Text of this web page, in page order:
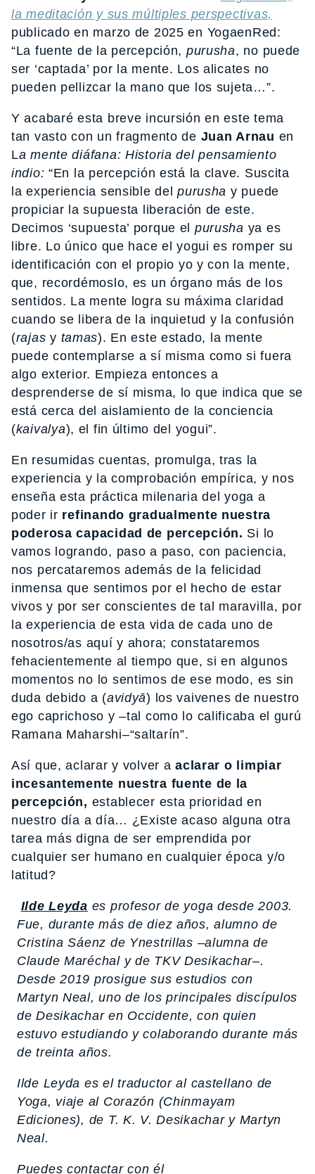
la meditación y sus múltiples perspectivas,
publicado en marzo de 2025 en YogaenRed:
“La fuente de la percepción, purusha, no puede
ser ‘captada’ por la mente. Los alicates no
pueden pellizcar la mano que los sujeta…”.
Y acabaré esta breve incursión en este tema
tan vasto con un fragmento de Juan Arnau en
La mente diáfana: Historia del pensamiento
indio: “En la percepción está la clave. Suscita
la experiencia sensible delpurusha y puede
propiciar la supuesta liberación de este.
Decimos ‘supuesta’ porque el purusha ya es
libre. Lo único que hace el yogui es romper su
identificación con el propio yo y con la mente,
que, recordémoslo, es un órgano más de los
sentidos. La mente logra su máxima claridad
cuando se libera de la inquietud y la confusión
(rajas y tamas). En este estado, la mente
puede contemplarse a sí misma como si fuera
algo exterior. Empieza entonces a
desprenderse de sí misma, lo que indica que se
está cerca del aislamiento de la conciencia
(kaivalya), el fin último del yogui”.
En resumidas cuentas, promulga, tras la
experiencia y la comprobación empírica, y nos
enseña esta práctica milenaria del yoga a
poder ir refinando gradualmente nuestra
poderosa capacidad de percepción. Si lo
vamos logrando, paso a paso, con paciencia,
nos percataremos además de la felicidad
inmensa que sentimos por el hecho de estar
vivos y por ser conscientes de tal maravilla, por
la experiencia de esta vida de cada uno de
nosotros/as aquí y ahora; constataremos
fehacientemente al tiempo que, si en algunos
momentos no lo sentimos de ese modo, es sin
duda debido a (avidyā) los vaivenes de nuestro
ego caprichoso y –tal como lo calificaba el gurú
Ramana Maharshi–“saltarín”.
Así que, aclarar y volver a aclarar o limpiar
incesantemente nuestra fuente de la
percepción, establecer esta prioridad en
nuestro día a día… ¿Existe acaso alguna otra
tarea más digna de ser emprendida por
cualquier ser humano en cualquier época y/o
latitud?
Ilde Leyda es profesor de yoga desde 2003.
Fue, durante más de diez años, alumno de
Cristina Sáenz de Ynestrillas –alumna de
Claude Maréchal y de TKV Desikachar–.
Desde 2019 prosigue sus estudios con
Martyn Neal, uno de los principales discípulos
de Desikachar en Occidente, con quien
estuvo estudiando y colaborando durante más
de treinta años.
Ilde Leyda es el traductor al castellano de
Yoga, viaje al Corazón (Chinmayam
Ediciones), de T. K. V. Desikachar y Martyn
Neal.
Puedes contactar con él